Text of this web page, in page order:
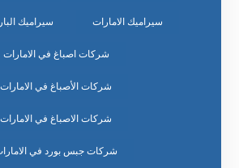
سيراميك الامارات سيراميك
شركات اصباغ في الامارات
شركات الأصباغ في الامارات
شركات الاصباغ في الامارات
شركات جبس بورد في